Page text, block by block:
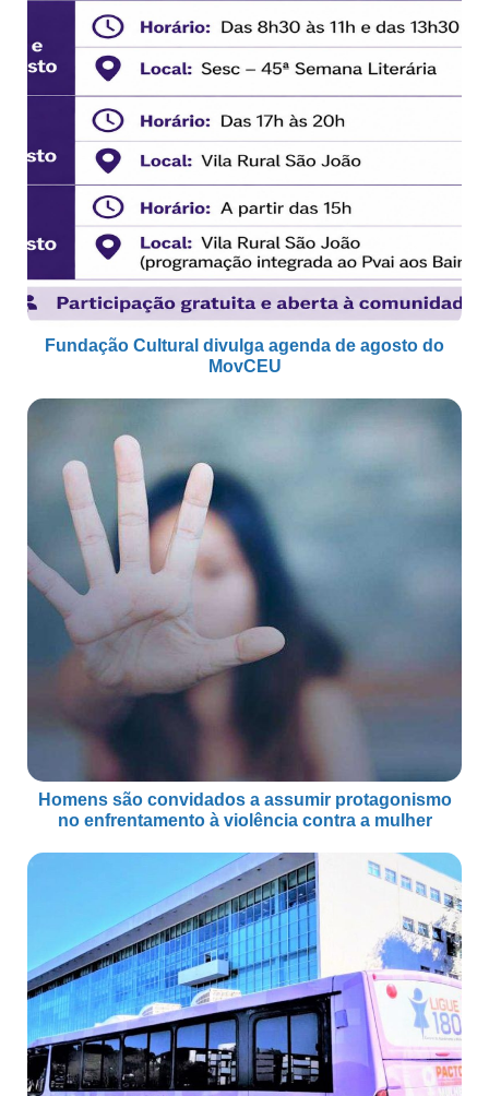
Fundação Cultural divulga agenda de agosto do
MovCEU
Homens são convidados a assumir protagonismo
no enfrentamento à violência contra a mulher